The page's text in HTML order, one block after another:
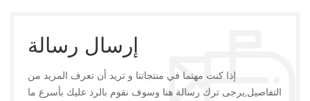
إرسال رسالة
إذا كنت مهتما في منتجاتنا و تريد أن تعرف المزيد من
التفاصيل,يرجى ترك رسالة هنا وسوف نقوم بالرد عليك بأسرع ما